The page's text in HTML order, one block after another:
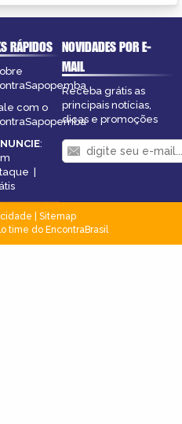
RÁPIDOS
com o
:
|
NOVIDADES POR E-
MAIL
Receba grátis as
principais notícias,
dicas e promoções
Sitemap
time do EncontraBrasil